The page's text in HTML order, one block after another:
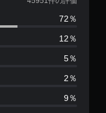
数
は
5
72％
12％
5％
2％
9％